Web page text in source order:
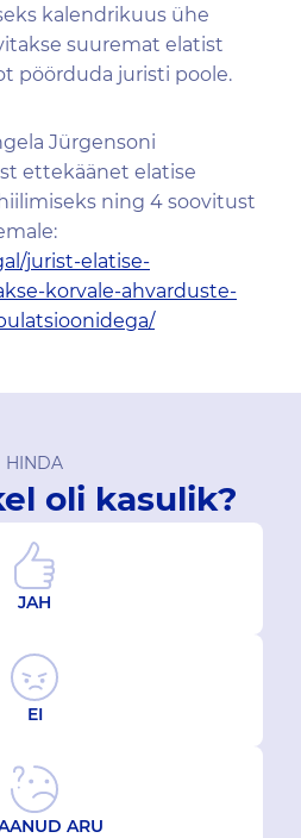
kalendrikuus ühe
suuremat elatist
pöörduda juristi poole.
Jürgensoni
ettekäänet elatise
ning 4 soovitust
jurist-elatise-
korvale-ahvarduste-
HINDA
oli kasulik?
JAH
EI
ARU